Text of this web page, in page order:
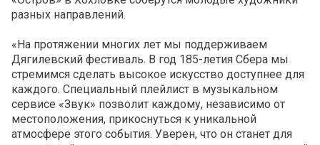
разных направлений.
«На протяжении многих лет мы поддерживаем
Дягилевский фестиваль. В год 185-летия Сбера мы
стремимся сделать высокое искусство доступнее для
каждого. Специальный плейлист в музыкальном
сервисе «Звук» позволит каждому, независимо от
местоположения, прикоснуться к уникальной
атмосфере этого события. Уверен, что он станет для